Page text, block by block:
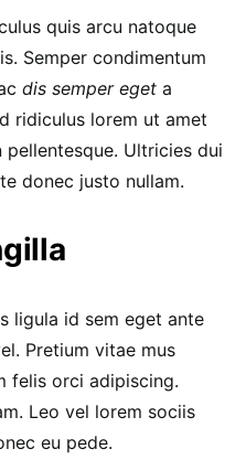
quis arcu natoque
Semper condimentum
dis semper eget a
ridiculus lorem ut amet
Ultricies dui
donec justo nullam.
ligula id sem eget ante
Pretium vitae mus
felis orci adipiscing.
Leo vel lorem sociis
eu pede.